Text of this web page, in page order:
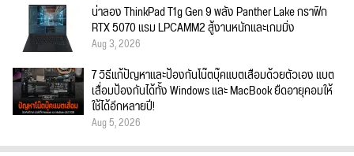
น่าลอง ThinkPad T1g Gen 9 พลัง Panther Lake กราฟิก
RTX 5070 แรม LPCAMM2 สู้งานหนักและเกมมิ่ง
Aug 3, 2026
7 วิธีแก้ปัญหาและป้องกันโน๊ตบุ๊คแบตเสื่อมด้วยตัวเอง แบต
เสื่อมป้องกันได้ทั้ง Windows และ MacBook ยืดอายุคอมให้
ใช้ได้อีกหลายปี!
Aug 5, 2026